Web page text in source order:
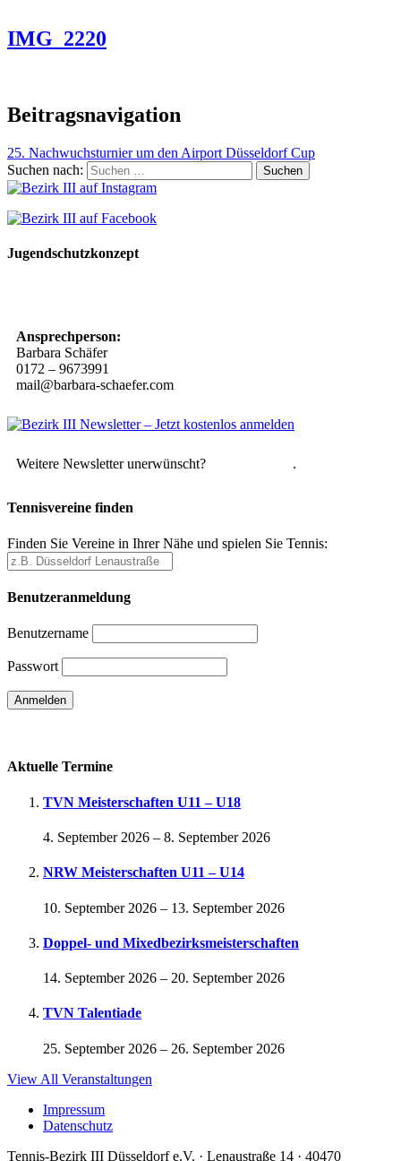
IMG_2220
Beitragsnavigation
25. Nachwuchsturnier um den Airport Düsseldorf Cup
Suchen nach:
Jugendschutzkonzept
Ansprechperson:
Barbara Schäfer
0172 – 9673991
mail@barbara-schaefer.com
Weitere Newsletter unerwünscht? .
Tennisvereine finden
Finden Sie Vereine in Ihrer Nähe und spielen Sie Tennis:
Benutzeranmeldung
Benutzername
Passwort
Aktuelle Termine
TVN Meisterschaften U11 – U18
4. September 2026 – 8. September 2026
NRW Meisterschaften U11 – U14
10. September 2026 – 13. September 2026
Doppel- und Mixedbezirksmeisterschaften
14. September 2026 – 20. September 2026
TVN Talentiade
25. September 2026 – 26. September 2026
View All Veranstaltungen
Impressum
Datenschutz
Tennis-Bezirk III Düsseldorf e.V. · Lenaustraße 14 · 40470